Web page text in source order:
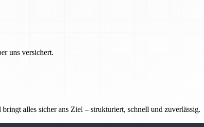
uns versichert.
alles sicher ans Ziel – strukturiert, schnell und zuverlässig.